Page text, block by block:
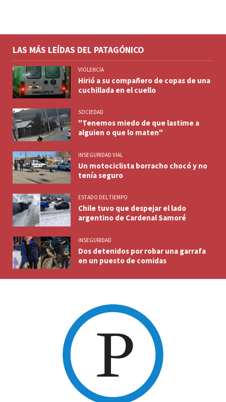
LAS MÁS LEÍDAS DEL PATAGÓNICO
VIOLENCIA
Hirió a su compañero de copas de una
cuchillada en el cuello
SOCIEDAD
"Tenemos miedo de que lastime a
alguien o que lo maten"
INSEGURIDAD VIAL
Un motociclista borracho chocó y no
tenía seguro
ESTADO DEL TIEMPO
Chile tuvo que despejar el lado
argentino de Cardenal Samoré
INSEGURIDAD
Dos detenidos por robar una garrafa
en un puesto de comidas